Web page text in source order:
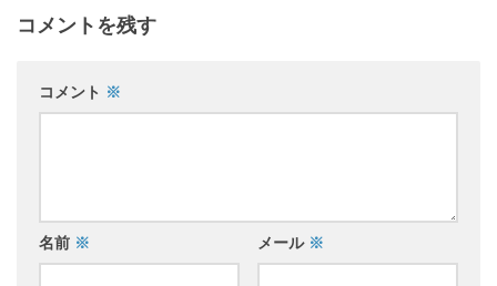
コメントを残す
コメント ※
名前 ※ メール ※